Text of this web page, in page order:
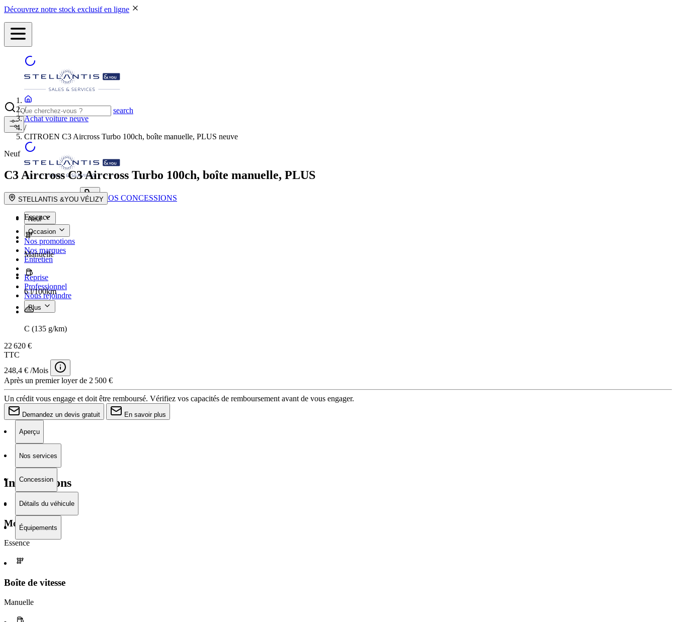
Découvrez notre stock exclusif en ligne
search
search button - icon NOS CONCESSIONS
Neuf
Occasion
Nos promotions
Nos marques
Entretien
Reprise
Professionnel
Nous rejoindre
Plus
/
Achat voiture neuve
/
CITROEN C3 Aircross Turbo 100ch, boîte manuelle, PLUS neuve
Neuf
C3 AircrossC3 Aircross Turbo 100ch, boîte manuelle, PLUS
STELLANTIS &YOU VÉLIZY
Essence
Manuelle
6 l/100km
C (135 g/km)
22 620 €
TTC
248,4 € /Mois
Après un premier loyer de 2 500 €
Un crédit vous engage et doit être remboursé. Vérifiez vos capacités de remboursement avant de vous engager.
Demandez un devis gratuit En savoir plus
Aperçu
Nos services
Concession
Détails du véhicule
Équipements
Informations
Moteur
Essence
Boîte de vitesse​
Manuelle